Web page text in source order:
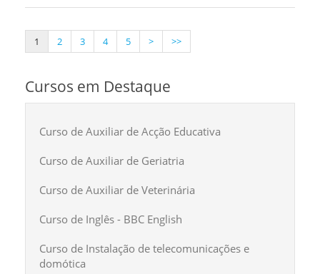
1 2 3 4 5 > >>
Cursos em Destaque
Curso de Auxiliar de Acção Educativa
Curso de Auxiliar de Geriatria
Curso de Auxiliar de Veterinária
Curso de Inglês - BBC English
Curso de Instalação de telecomunicações e
domótica